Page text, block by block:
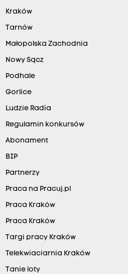
Kraków
Tarnów
Małopolska Zachodnia
Nowy Sącz
Podhale
Gorlice
Ludzie Radia
Regulamin konkursów
Abonament
BIP
Partnerzy
Praca na Pracuj.pl
Praca Kraków
Praca Kraków
Targi pracy Kraków
Telekwiaciarnia Kraków
Tanie loty